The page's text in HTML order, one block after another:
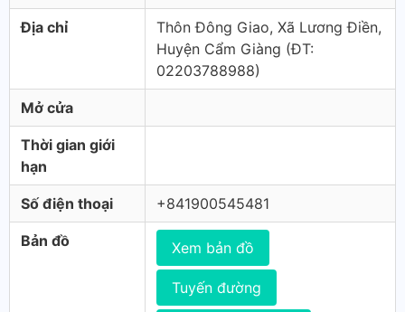
Địa chỉ
Thôn Đông Giao, Xã Lương Điền,
Huyện Cẩm Giàng (ÐT:
02203788988)
Mở cửa
Thời gian giới
hạn
Số điện thoại +841900545481
Bản đồ Xem bản đồ
Tuyến đường